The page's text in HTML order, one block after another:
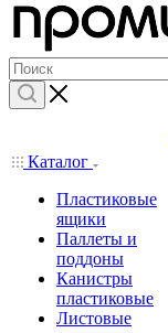
Каталог
Пластиковые
ящики
Паллеты и
поддоны
Канистры
пластиковые
Листовые